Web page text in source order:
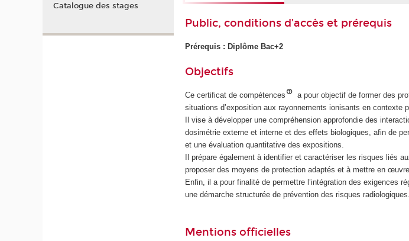
Public, conditions d’accès et prérequis
Prérequis : Diplôme Bac+2
Objectifs
Ce certificat de compétences
a pour objectif de former des
situations d’exposition aux rayonnements ionisants en contexte
Il vise à développer une compréhension approfondie des
dosimétrie externe et interne et des effets biologiques, afin de
et une évaluation quantitative des expositions.
Il prépare également à identifier et caractériser les risques liés
proposer des moyens de protection adaptés et à mettre en
Enfin, il a pour finalité de permettre l’intégration des exigences
une démarche structurée de prévention des risques radiologiques.
Mentions officielles
Catalogue des stages